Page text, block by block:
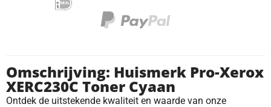
Omschrijving: Huismerk Pro-Xerox
XERC230C Toner Cyaan
Ontdek de uitstekende kwaliteit en waarde van onze